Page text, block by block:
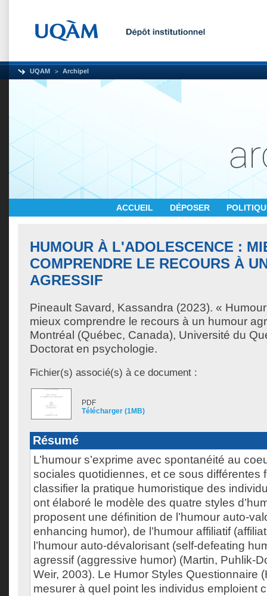
UQAM Archipel
ACCUEIL DÉPOSER
HUMOUR À L'ADOLESCENCE :
COMPRENDRE LE RECOURS À
AGRESSIF
Pineault Savard, Kassandra (2023). «
mieux comprendre le recours à un humour
Montréal (Québec, Canada), Université du
Doctorat en psychologie.
Fichier(s) associé(s) à ce document :
PDF
Télécharger (1MB)
Résumé
L’humour s’exprime avec spontanéité au
sociales quotidiennes, et ce sous différentes
classifier la pratique humoristique des
ont élaboré le modèle des quatre styles
proposent une définition de l’humour auto-
enhancing humor), de l’humour affiliatif
l’humour auto-dévalorisant (self-defeating
agressif (aggressive humor) (Martin, Puhlik-
Weir, 2003). Le Humor Styles Questionnaire
mesurer à quel point les individus emploient